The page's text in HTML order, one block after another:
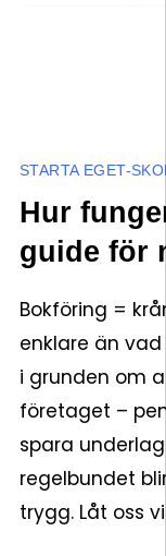
STARTA EGET-
Hur
guide för
Bokföring =
enklare än
i grunden om
företaget –
spara
regelbundet
trygg. Låt oss